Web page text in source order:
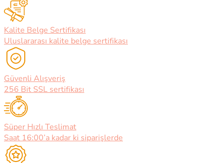
Kalite Belge Sertifikası
Uluslararası kalite belge sertifikası
Güvenli Alışveriş
256 Bit SSL sertifikası
Süper Hızlı Teslimat
Saat 16:00’a kadar ki siparişlerde